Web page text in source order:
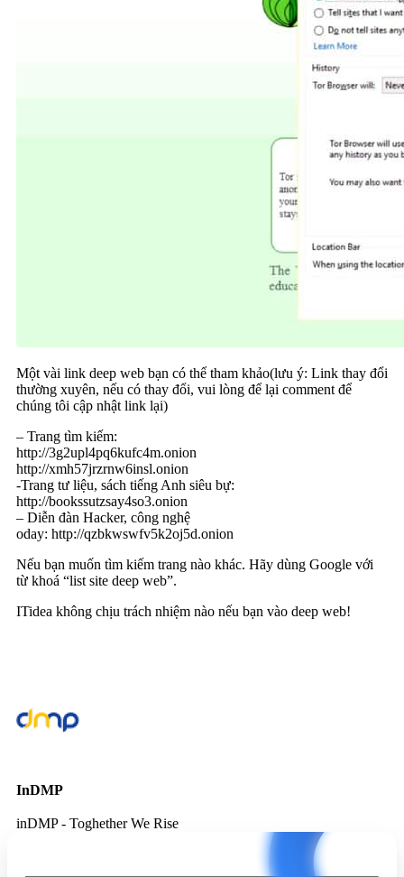
Một vài link deep web bạn có thể tham khảo(lưu ý: Link thay đổi
thường xuyên, nếu có thay đổi, vui lòng để lại comment để
chúng tôi cập nhật link lại)
– Trang tìm kiếm:
http://3g2upl4pq6kufc4m.onion
http://xmh57jrzrnw6insl.onion
-Trang tư liệu, sách tiếng Anh siêu bự:
http://bookssutzsay4so3.onion
– Diễn đàn Hacker, công nghệ
oday: http://qzbkwswfv5k2oj5d.onion
Nếu bạn muốn tìm kiếm trang nào khác. Hãy dùng Google với
từ khoá “list site deep web”.
ITidea không chịu trách nhiệm nào nếu bạn vào deep web!
InDMP
inDMP - Toghether We Rise